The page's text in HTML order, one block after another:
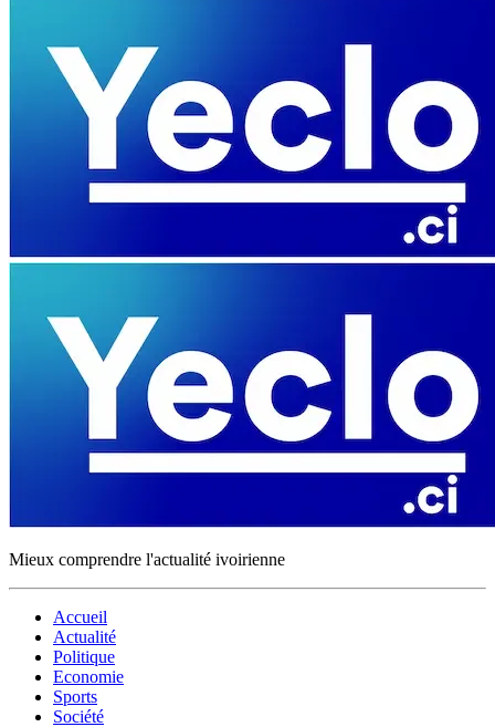
Mieux comprendre l'actualité ivoirienne
Accueil
Actualité
Politique
Economie
Sports
Société